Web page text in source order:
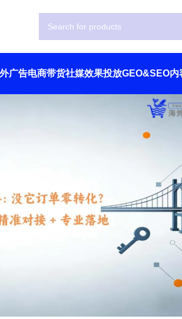
广告电商带货社媒效果投放GEO&SEO内